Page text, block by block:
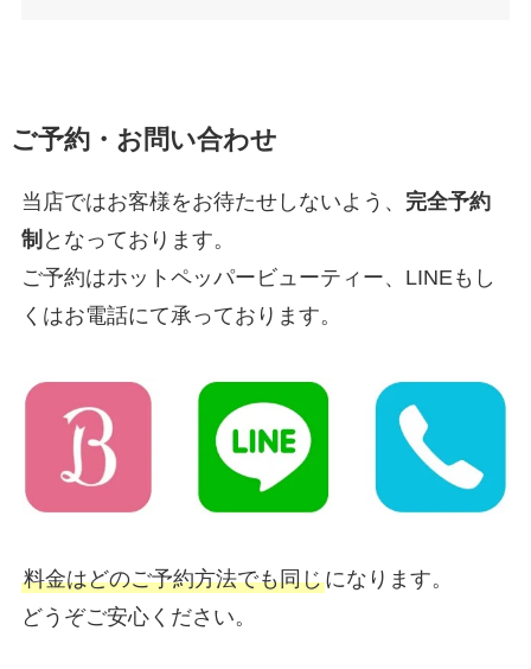
ご予約・お問い合わせ
当店ではお客様をお待たせしないよう、 完全予約
制 となっております。
ご予約はホットペッパービューティー、LINEもし
くはお電話にて承っております。
料金はどのご予約方法でも同じになります。
どうぞご安心ください。